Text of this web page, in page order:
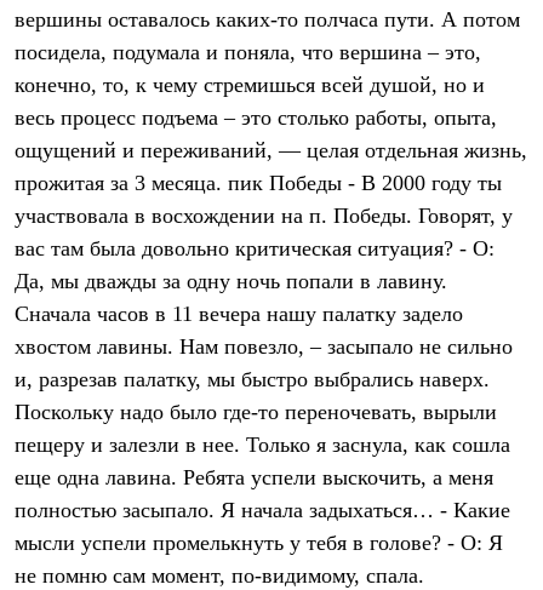
Рубашки
Футболки
Брюки
Термобелье
Теплое термобелье
Среднее термобелье
Легкое термобелье
Флисовая одежда
Куртки
Брюки
Детская одежда
Утепленная пухом
Комбинезоны
Куртки
Утепленная синтетикой
Комбинезоны
Куртки
Лёгкая одежда
Футболки
Брюки
Софтшелл одежда
вершины оставалось каких-то полчаса пути. А потом
посидела, подумала и поняла, что вершина – это,
конечно, то, к чему стремишься всей душой, но и
весь процесс подъема – это столько работы, опыта,
ощущений и переживаний, — целая отдельная жизнь,
прожитая за 3 месяца. пик Победы - В 2000 году ты
участвовала в восхождении на п. Победы. Говорят, у
вас там была довольно критическая ситуация? - О:
Да, мы дважды за одну ночь попали в лавину.
Сначала часов в 11 вечера нашу палатку задело
хвостом лавины. Нам повезло, – засыпало не сильно
и, разрезав палатку, мы быстро выбрались наверх.
Поскольку надо было где-то переночевать, вырыли
пещеру и залезли в нее. Только я заснула, как сошла
еще одна лавина. Ребята успели выскочить, а меня
полностью засыпало. Я начала задыхаться… - Какие
мысли успели промелькнуть у тебя в голове? - О: Я
не помню сам момент, по-видимому, спала.